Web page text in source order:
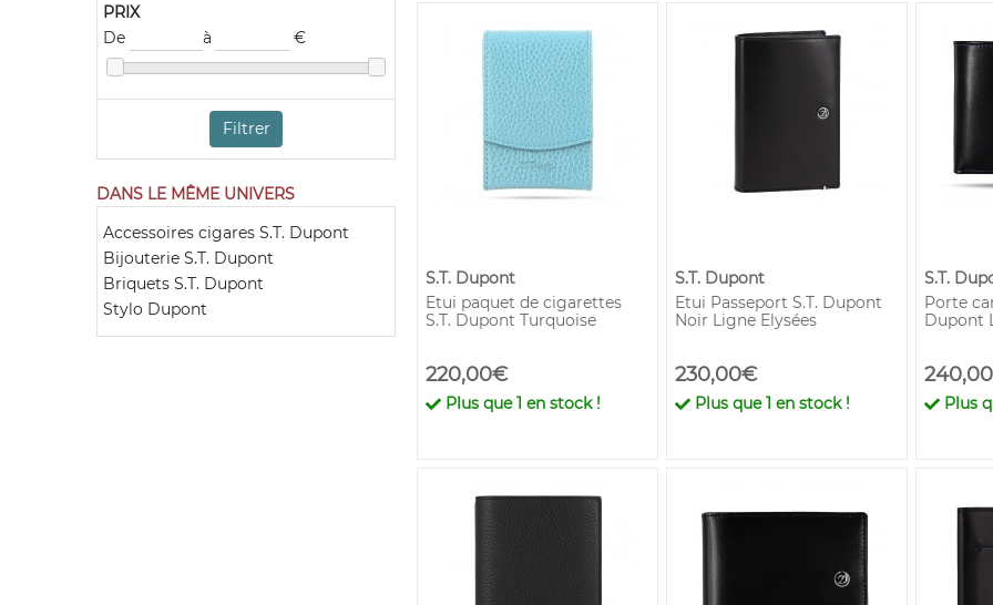
PRIX
De
à €
Filtrer
DANS LE MÊME UNIVERS
Accessoires cigares S.T. Dupont
Bijouterie S.T. Dupont
Briquets S.T. Dupont
Stylo Dupont
S.T. Dupont
Etui paquet de cigarettes
S.T. Dupont Turquoise
220,00€
Plus que1 en stock !
S.T. Dupont
Etui Passeport S.T. Dupont
Noir Ligne Elysées
230,00€
Plus que1 en stock !
S.T.
Porte
Dupont
Plus